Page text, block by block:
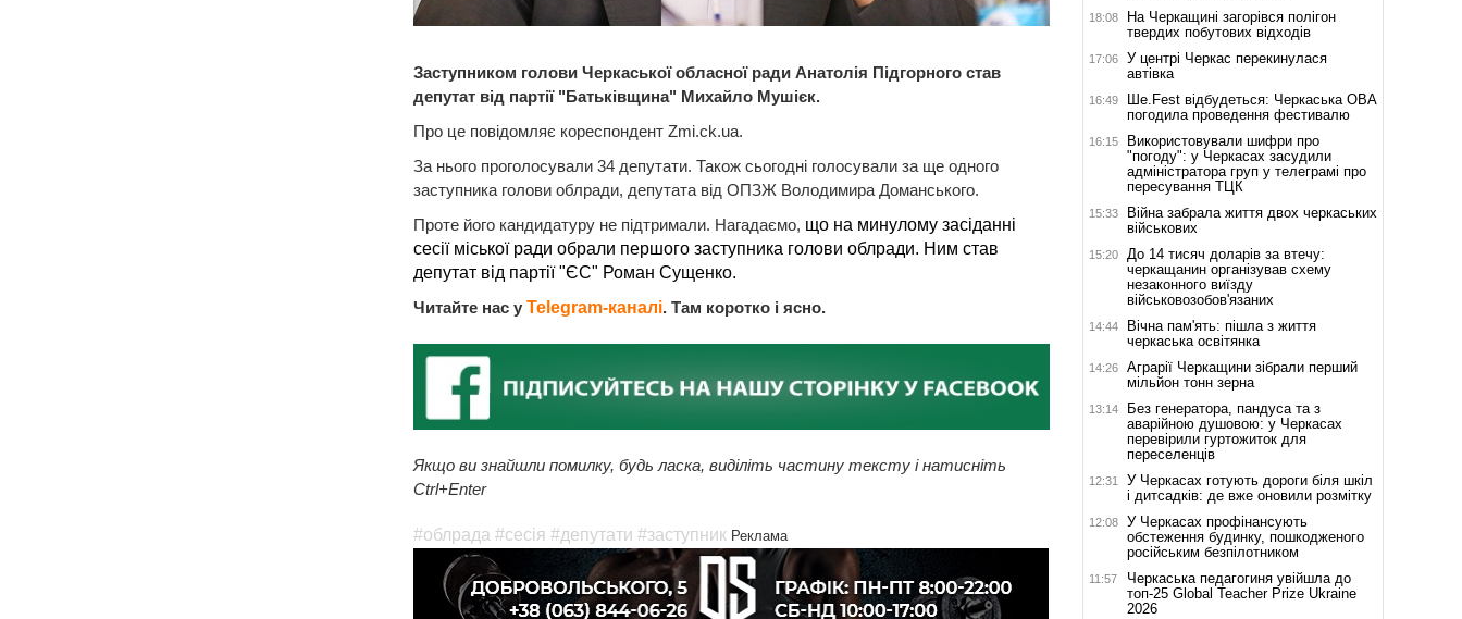
Заступником голови Черкаської обласної ради Анатолія Підгорного став
депутат від партії "Батьківщина" Михайло Мушієк.
Про це повідомляє кореспондент Zmi.ck.ua.
За нього проголосували 34 депутати. Також сьогодні голосували за ще одного
заступника голови облради, депутата від ОПЗЖ Володимира Доманського.
Проте його кандидатуру не підтримали. Нагадаємо, що на минулому засіданні
сесії міської ради обрали першого заступника голови облради. Ним став
депутат від партії "ЄС" Роман Сущенко.
Читайте нас у Telegram-каналі. Там коротко і ясно.
Якщо ви знайшли помилку, будь ласка, виділіть частину тексту і натисніть
Ctrl+Enter
#облрада #сесія #депутати #заступник Реклама
18:08
На Черкащині загорівся полігон
твердих побутових відходів
17:06
У центрі Черкас перекинулася
автівка
16:49
Ше.Fest відбудеться: Черкаська ОВА
погодила проведення фестивалю
16:15
Використовували шифри про
"погоду": у Черкасах засудили
адміністратора груп у телеграмі про
пересування ТЦК
15:33
Війна забрала життя двох черкаських
військових
15:20
До 14 тисяч доларів за втечу:
черкащанин організував схему
незаконного виїзду
військовозобов'язаних
14:44
Вічна пам'ять: пішла з життя
черкаська освітянка
14:26
Аграрії Черкащини зібрали перший
мільйон тонн зерна
13:14
Без генератора, пандуса та з
аварійною душовою: у Черкасах
перевірили гуртожиток для
переселенців
12:31
У Черкасах готують дороги біля шкіл
і дитсадків: де вже оновили розмітку
12:08
У Черкасах профінансують
обстеження будинку, пошкодженого
російським безпілотником
11:57
Черкаська педагогиня увійшла до
топ-25 Global Teacher Prize Ukraine
2026